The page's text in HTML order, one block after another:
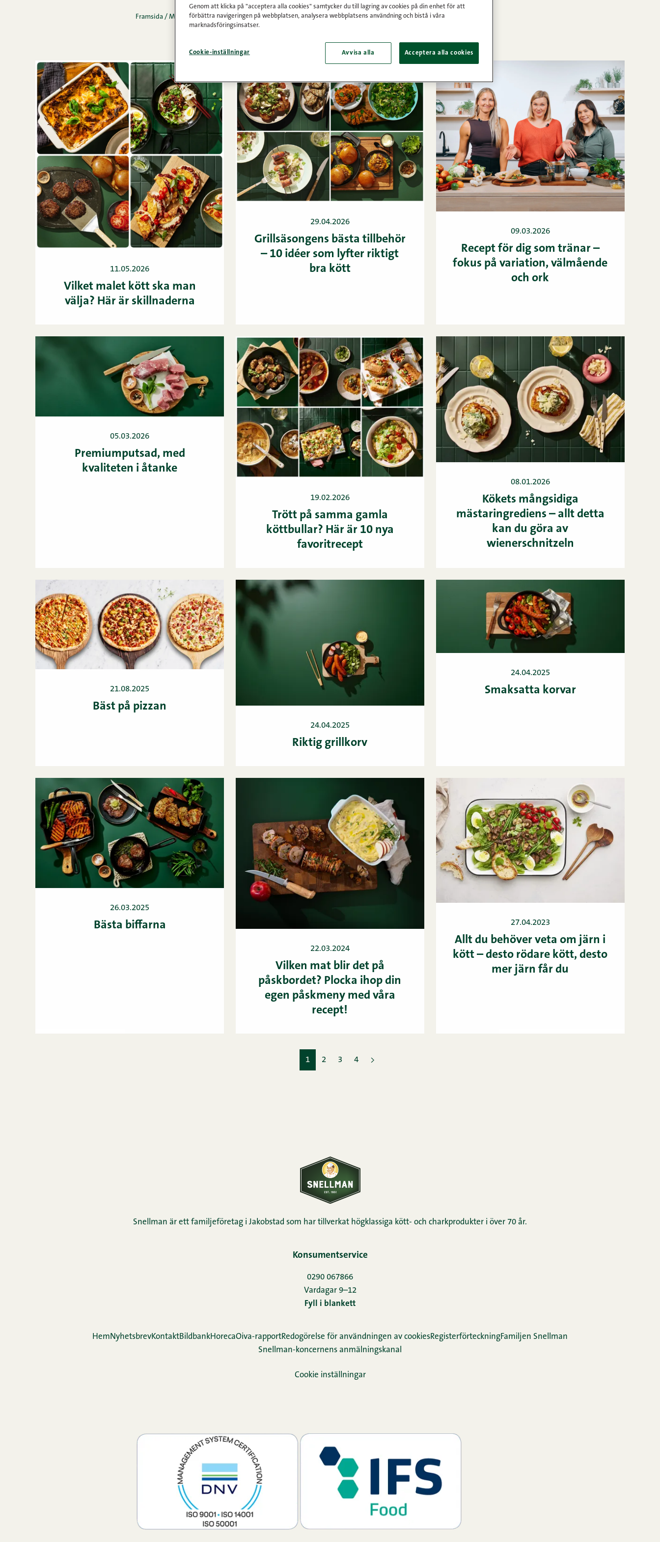
Framsida / Matinspiration
11.05.2026
Vilket malet kött ska man
välja? Här är skillnaderna
29.04.2026
Grillsäsongens bästa tillbehör
– 10 idéer som lyfter riktigt
bra kött
09.03.2026
Recept för dig som tränar –
fokus på variation, välmående
och ork
05.03.2026
Premiumputsad, med
kvaliteten i åtanke
19.02.2026
Trött på samma gamla
köttbullar? Här är 10 nya
favoritrecept
08.01.2026
Kökets mångsidiga
mästaringrediens – allt detta
kan du göra av
wienerschnitzeln
21.08.2025
Bäst på pizzan
24.04.2025
Riktig grillkorv
24.04.2025
Smaksatta korvar
26.03.2025
Bästa biffarna
22.03.2024
Vilken mat blir det på
påskbordet? Plocka ihop din
egen påskmeny med våra
recept!
27.04.2023
Allt du behöver veta om järn i
kött – desto rödare kött, desto
mer järn får du
1 2 3 4
Snellman är ett familjeföretag i Jakobstad som har tillverkat högklassiga kött- och charkprodukter i över 70 år.
Konsumentservice
0290 067866
Vardagar 9–12
Fyll i blankett
HemNyhetsbrevKontaktBildbankHorecaOiva-rapportRedogörelse för användningen av cookiesRe­gis­ter­för­teck­ningFamiljen Snellman
Snellman-koncernens anmälningskanal
Cookie inställningar
Genom att klicka på "acceptera alla cookies" samtycker du till lagring av cookies på din enhet för att
förbättra navigeringen på webbplatsen, analysera webbplatsens användning och bistå i våra
marknadsföringsinsatser.
Cookie-inställningar Avvisa alla Acceptera alla cookies